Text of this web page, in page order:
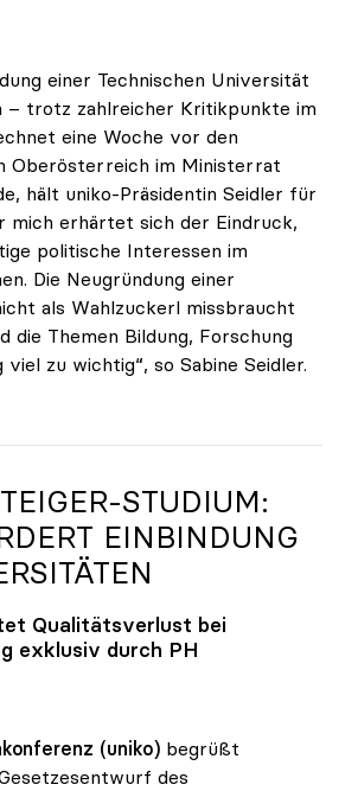
einer Technischen Universität
– trotz zahlreicher Kritikpunkte im
eine Woche vor den
Oberösterreich im Ministerrat
hält uniko-Präsidentin Seidler für
mich erhärtet sich der Eindruck,
politische Interessen im
Die Neugründung einer
als Wahlzuckerl missbraucht
die Themen Bildung, Forschung
viel zu wichtig“, so Sabine Seidler.
TU OÖ: „Völlig
STUDIUM:
EINBINDUNG
Qualitätsverlust bei
exklusiv durch PH
(uniko) begrüßt
des